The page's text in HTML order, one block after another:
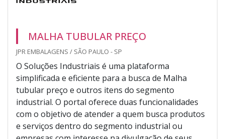
MALHA TUBULAR PREÇO
JPR EMBALAGENS / SÃO PAULO - SP
O Soluções Industriais é uma plataforma
simplificada e eficiente para a busca de Malha
tubular preço e outros itens do segmento
industrial. O portal oferece duas funcionalidades
com o objetivo de atender a quem busca produtos
e serviços dentro do segmento industrial ou